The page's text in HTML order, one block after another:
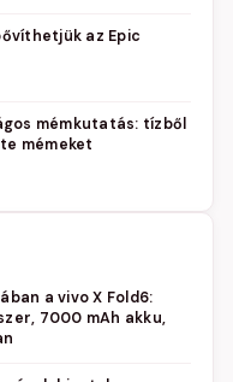
az Epic
mémkutatás: tízből
mémeket
a vivo X Fold6:
7000 mAh akku,